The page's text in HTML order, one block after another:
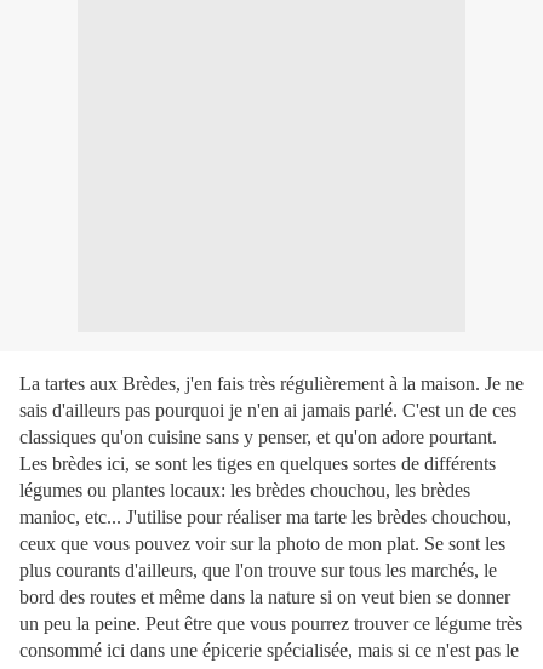
La tartes aux Brèdes, j'en fais très régulièrement à la maison. Je ne
sais d'ailleurs pas pourquoi je n'en ai jamais parlé. C'est un de ces
classiques qu'on cuisine sans y penser, et qu'on adore pourtant.
Les brèdes ici, se sont les tiges en quelques sortes de différents
légumes ou plantes locaux: les brèdes chouchou, les brèdes
manioc, etc... J'utilise pour réaliser ma tarte les brèdes chouchou,
ceux que vous pouvez voir sur la photo de mon plat. Se sont les
plus courants d'ailleurs, que l'on trouve sur tous les marchés, le
bord des routes et même dans la nature si on veut bien se donner
un peu la peine. Peut être que vous pourrez trouver ce légume très
consommé ici dans une épicerie spécialisée, mais si ce n'est pas le